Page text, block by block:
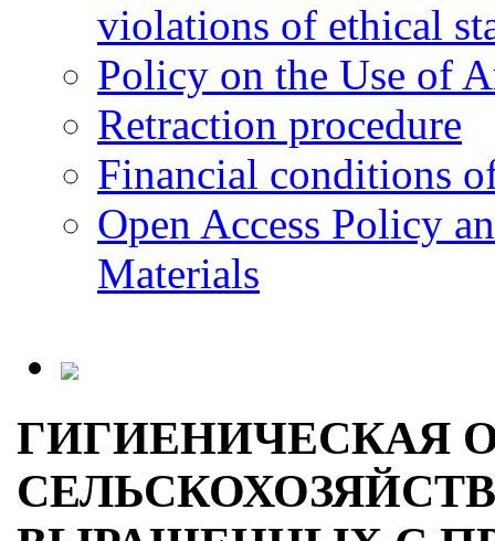
violations of ethical
Policy on the Use of
Retraction procedure
Financial conditions
Open Access Policy
Materials
ГИГИЕНИЧЕСКАЯ